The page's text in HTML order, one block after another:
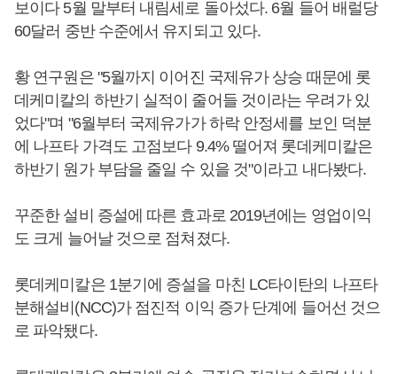
보이다 5월 말부터 내림세로 돌아섰다. 6월 들어 배럴당
60달러 중반 수준에서 유지되고 있다.
황 연구원은 "5월까지 이어진 국제유가 상승 때문에 롯
데케미칼의 하반기 실적이 줄어들 것이라는 우려가 있
었다"며 "6월부터 국제유가가 하락 안정세를 보인 덕분
에 나프타 가격도 고점보다 9.4% 떨어져 롯데케미칼은
하반기 원가 부담을 줄일 수 있을 것"이라고 내다봤다.
꾸준한 설비 증설에 따른 효과로 2019년에는 영업이익
도 크게 늘어날 것으로 점쳐졌다.
롯데케미칼은 1분기에 증설을 마친 LC타이탄의 나프타
분해설비(NCC)가 점진적 이익 증가 단계에 들어선 것으
로 파악됐다.